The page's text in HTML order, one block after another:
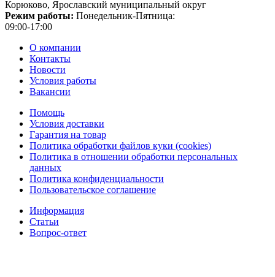
Корюково, Ярославский муниципальный округ
Режим работы: Понедельник-Пятница:
09:00-17:00
О компании
Контакты
Новости
Условия работы
Вакансии
Помощь
Условия доставки
Гарантия на товар
Политика обработки файлов куки (cookies)
Политика в отношении обработки персональных
данных
Политика конфиденциальности
Пользовательское соглашение
Информация
Статьи
Вопрос-ответ